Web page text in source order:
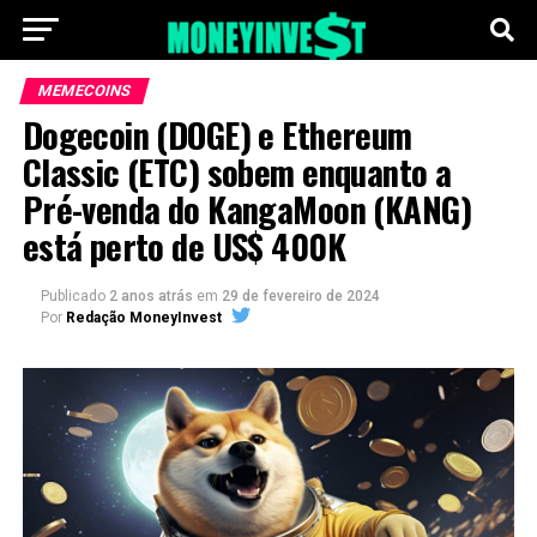
MEMECOINS
Dogecoin (DOGE) e Ethereum
Classic (ETC) sobem enquanto a
Pré-venda do KangaMoon (KANG)
está perto de US$ 400K
Publicado 2 anos atrás em 29 de fevereiro de 2024
Por Redação MoneyInvest